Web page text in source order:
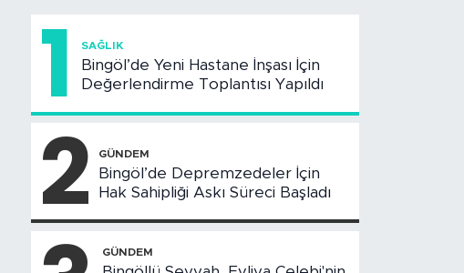
1 SAĞLIK
Bingöl’de Yeni Hastane İnşası İçin
Değerlendirme Toplantısı Yapıldı
2 GÜNDEM
Bingöl’de Depremzedeler İçin
Hak Sahipliği Askı Süreci Başladı
GÜNDEM